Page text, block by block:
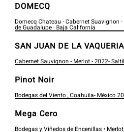
DOMECQ
Domecq Chateau · Cabernet Suavignon
de Guadalupe · Baja California
SAN JUAN DE LA VAQUERIA
Cabernet Sauvignon - Merlot - 2022-
Pinot Noir
Bodegas del Viento , Coahuila- México
Mega Cero
Bodegas y Viñedos de Encenillas •